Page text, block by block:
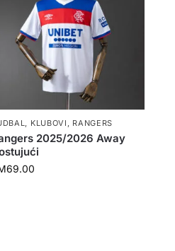
, KLUBOVI , RANGERS
2025/2026 Away
69.00